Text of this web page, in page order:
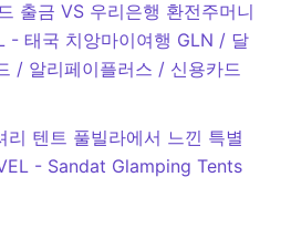
출금 VS 우리은행 환전주머니
- 태국 치앙마이여행 GLN / 달
/ 알리페이플러스 / 신용카드
텐트 풀빌라에서 느낀 특별
- Sandat Glamping Tents